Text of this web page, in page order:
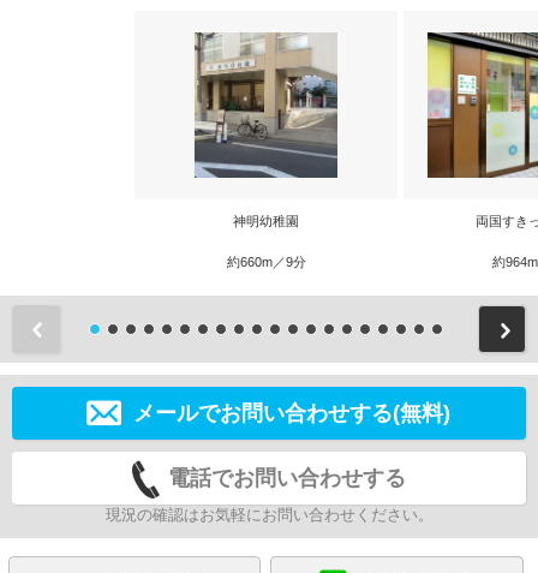
神明幼稚園
約660m／9分
両国すき
約
メールでお問い合わせする(無料)
電話でお問い合わせする
現況の確認はお気軽にお問い合わせください。